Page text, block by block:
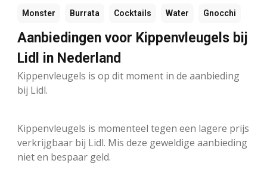
Monster Burrata Cocktails Water Gnocchi
Aanbiedingen voor Kippenvleugels bij
Lidl in Nederland
Kippenvleugels is op dit moment in de aanbieding
bij Lidl.
Kippenvleugels is momenteel tegen een lagere prijs
verkrijgbaar bij Lidl. Mis deze geweldige aanbieding
niet en bespaar geld.